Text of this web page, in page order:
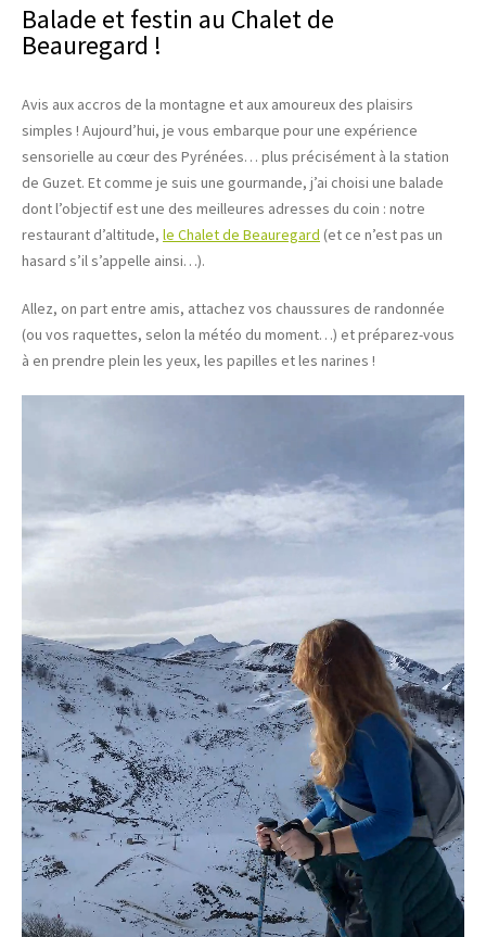
Balade et festin au Chalet de
Beauregard !
Avis aux accros de la montagne et aux amoureux des plaisirs
simples ! Aujourd’hui, je vous embarque pour une expérience
sensorielle au cœur des Pyrénées… plus précisément à la station
de Guzet. Et comme je suis une gourmande, j’ai choisi une balade
dont l’objectif est une des meilleures adresses du coin : notre
restaurant d’altitude, le Chalet de Beauregard (et ce n’est pas un
hasard s’il s’appelle ainsi…).
Allez, on part entre amis, attachez vos chaussures de randonnée
(ou vos raquettes, selon la météo du moment…) et préparez-vous
à en prendre plein les yeux, les papilles et les narines !